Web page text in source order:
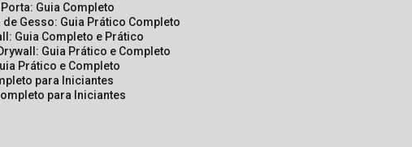
Guia Completo
Gesso: Guia Prático Completo
Guia Completo e Prático
Guia Prático e Completo
Prático e Completo
para Iniciantes
para Iniciantes